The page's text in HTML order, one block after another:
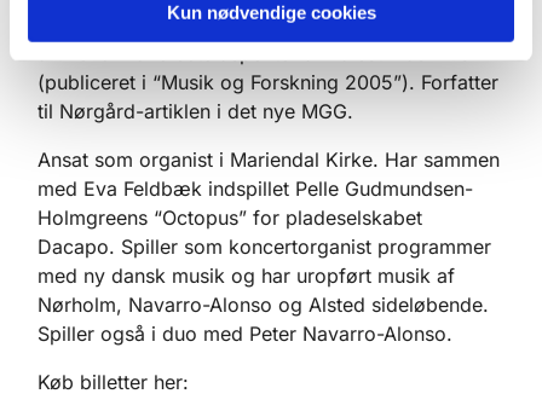
Kun nødvendige cookies
primært ny musik – “Efter Dissonansen” (2005), en
(publiceret i “Musik og Forskning 2005”). Forfatter
til Nørgård-artiklen i det nye MGG.
Ansat som organist i Mariendal Kirke. Har sammen
med Eva Feldbæk indspillet Pelle Gudmundsen-
Holmgreens “Octopus” for pladeselskabet
Dacapo. Spiller som koncertorganist programmer
med ny dansk musik og har uropført musik af
Nørholm, Navarro-Alonso og Alsted sideløbende.
Spiller også i duo med Peter Navarro-Alonso.
Køb billetter her: